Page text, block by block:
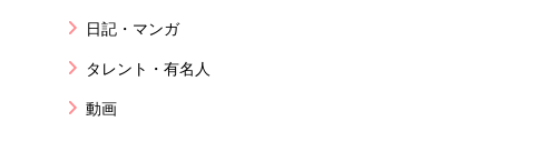
日記・マンガ
タレント・有名人
動画